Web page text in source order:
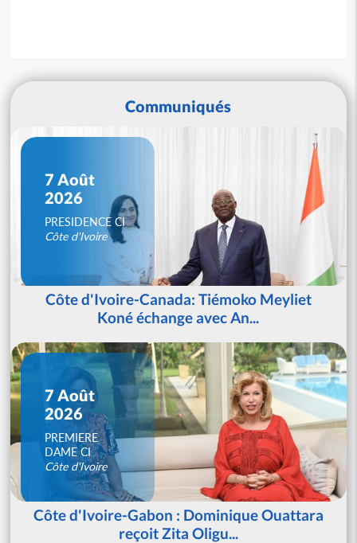
Communiqués
7 Août
2026
PRESIDENCE CI
Côte d'Ivoire
Côte d'Ivoire-Canada: Tiémoko Meyliet
Koné échange avec An...
7 Août
2026
PREMIERE
DAME CI
Côte d'Ivoire
Côte d'Ivoire-Gabon : Dominique Ouattara
reçoit Zita Oligu...